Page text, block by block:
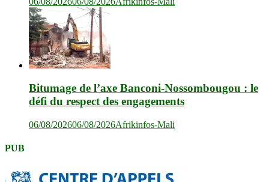
Bitumage de l’axe Banconi-Nossombougou : le
défi du respect des engagements
06/08/202606/08/2026Afrikinfos-Mali
PUB